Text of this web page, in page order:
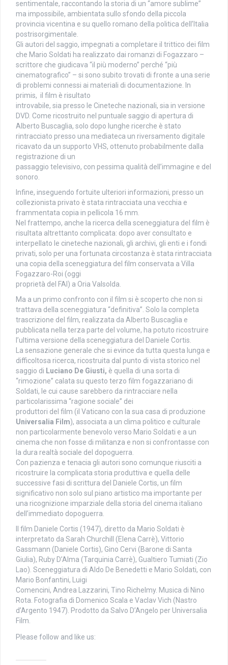
sentimentale, raccontando la storia di un “amore sublime”
ma impossibile, ambientata sullo sfondo della piccola
provincia vicentina e su quello romano della politica dell’Italia
postrisorgimentale.
Gli autori del saggio, impegnati a completare il trittico dei film
che Mario Soldati ha realizzato dai romanzi di Fogazzaro –
scrittore che giudicava “il più moderno” perché “più
cinematografico” – si sono subito trovati di fronte a una serie
di problemi connessi ai materiali di documentazione. In
primis, il film è risultato
introvabile, sia presso le Cineteche nazionali, sia in versione
DVD. Come ricostruito nel puntuale saggio di apertura di
Alberto Buscaglia, solo dopo lunghe ricerche è stato
rintracciato presso una mediateca un riversamento digitale
ricavato da un supporto VHS, ottenuto probabilmente dalla
registrazione di un
passaggio televisivo, con pessima qualità dell’immagine e del
sonoro.
Infine, inseguendo fortuite ulteriori informazioni, presso un
collezionista privato è stata rintracciata una vecchia e
frammentata copia in pellicola 16 mm.
Nel frattempo, anche la ricerca della sceneggiatura del film è
risultata altrettanto complicata: dopo aver consultato e
interpellato le cineteche nazionali, gli archivi, gli enti e i fondi
privati, solo per una fortunata circostanza è stata rintracciata
una copia della sceneggiatura del film conservata a Villa
Fogazzaro-Roi (oggi
proprietà del FAI) a Oria Valsolda.
Ma a un primo confronto con il film si è scoperto che non si
trattava della sceneggiatura “definitiva”. Solo la completa
trascrizione del film, realizzata da Alberto Buscaglia e
pubblicata nella terza parte del volume, ha potuto ricostruire
l’ultima versione della sceneggiatura del Daniele Cortis.
La sensazione generale che si evince da tutta questa lunga e
difficoltosa ricerca, ricostruita dal punto di vista storico nel
saggio di Luciano De Giusti, è quella di una sorta di
“rimozione” calata su questo terzo film fogazzariano di
Soldati, le cui cause sarebbero da rintracciare nella
particolarissima “ragione sociale” dei
produttori del film (il Vaticano con la sua casa di produzione
Universalia Film), associata a un clima politico e culturale
non particolarmente benevolo verso Mario Soldati e a un
cinema che non fosse di militanza e non si confrontasse con
la dura realtà sociale del dopoguerra.
Con pazienza e tenacia gli autori sono comunque riusciti a
ricostruire la complicata storia produttiva e quella delle
successive fasi di scrittura del Daniele Cortis, un film
significativo non solo sul piano artistico ma importante per
una ricognizione imparziale della storia del cinema italiano
dell’immediato dopoguerra.
Il film Daniele Cortis (1947), diretto da Mario Soldati è
interpretato da Sarah Churchill (Elena Carrè), Vittorio
Gassmann (Daniele Cortis), Gino Cervi (Barone di Santa
Giulia), Ruby D’Alma (Tarquinia Carrè), Gualtiero Tumiati (Zio
Lao). Sceneggiatura di Aldo De Benedetti e Mario Soldati, con
Mario Bonfantini, Luigi
Comencini, Andrea Lazzarini, Tino Richelmy. Musica di Nino
Rota. Fotografia di Domenico Scala e Vaclav Vich (Nastro
d’Argento 1947). Prodotto da Salvo D’Angelo per Universalia
Film.
Please follow and like us: